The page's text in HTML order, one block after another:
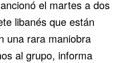
el martes a dos
libanés que están
una rara maniobra
al grupo, informa